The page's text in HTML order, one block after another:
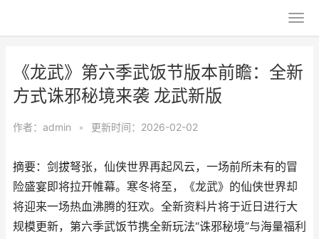
《龙武》第六季武饭节版本前瞻：全新
方式诛邪秘境来袭 龙武新版
作者： admin • 更新时间：2026-02-02
摘要：​剑拔弩张，仙侠世界再起风云，一场前所未有的冒
险盛宴即将拉开帷幕。寒冬将至，《龙武》的仙侠世界却
将迎来一场热血沸腾的狂欢。全新资料片将于近日进行大
规模更新，第六季武饭节携全新玩法“诛邪秘境”与海量福利